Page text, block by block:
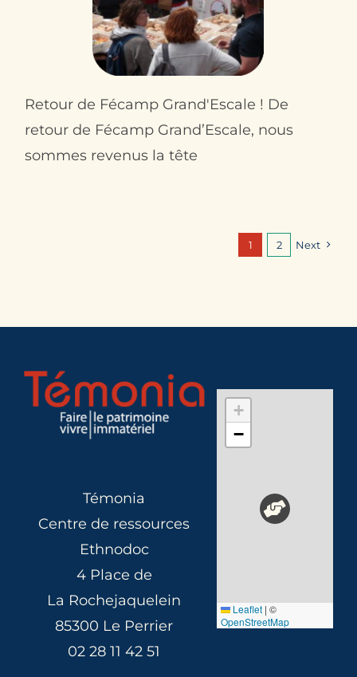
Retour de Fécamp Grand'Escale ! De
retour de Fécamp Grand’Escale, nous
sommes revenus la tête
1 2 Next
Témonia
Centre de ressources
Ethnodoc
4 Place de
La Rochejaquelein
85300 Le Perrier
02 28 11 42 51
+
−
Leaflet | ©
OpenStreetMap